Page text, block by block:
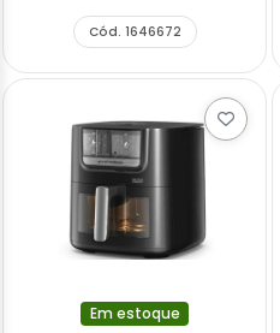
Cód. 1646672
Em estoque